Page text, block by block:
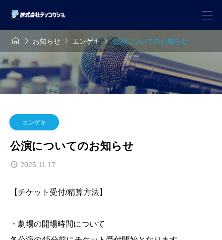
  お知らせ  エンゲキ公演についてのお知らせ
エンゲキ
公演についてのお知らせ
2025.11.17
【チケット受付/精算方法】
・劇場の開場時間について